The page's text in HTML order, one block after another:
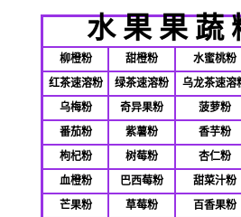
水果果蔬
柳橙粉 甜橙粉 水蜜桃粉
红茶速溶粉
绿茶速溶粉 乌龙茶速溶
乌梅粉
奇异果粉 菠萝粉
番茄粉
紫薯粉 香芋粉
枸杞粉
树莓粉 杏仁粉
血橙粉
巴西莓粉 甜菜汁粉
芒果粉
草莓粉 百香果粉